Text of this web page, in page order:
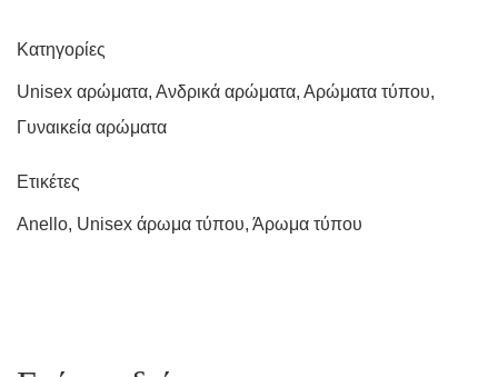
Κατηγορίες
Unisex αρώματα, Ανδρικά αρώματα, Αρώματα τύπου,
Γυναικεία αρώματα
Ετικέτες
Anello, Unisex άρωμα τύπου, Άρωμα τύπου